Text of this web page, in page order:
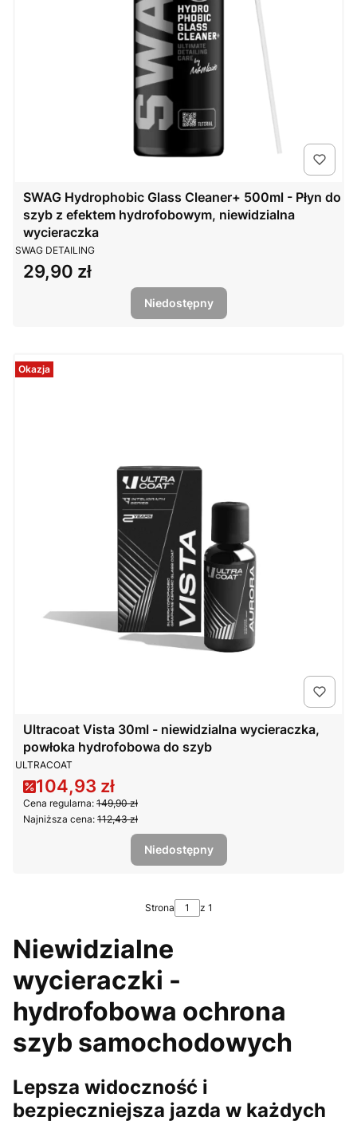
SWAG Hydrophobic Glass Cleaner+ 500ml - Płyn do
szyb z efektem hydrofobowym, niewidzialna
wycieraczka
PRODUCENT
SWAG DETAILING
Cena
29,90 zł
Niedostępny
Okazja
Ultracoat Vista 30ml - niewidzialna wycieraczka,
powłoka hydrofobowa do szyb
PRODUCENT
ULTRACOAT
Cena promocyjna
104,93 zł
Cena regularna: 149,90 zł
Najniższa cena: 112,43 zł
Niedostępny
Strona z 1
Niewidzialne
wycieraczki -
hydrofobowa ochrona
szyb samochodowych
Lepsza widoczność i
bezpieczniejsza jazda w każdych